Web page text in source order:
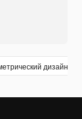
дизайн